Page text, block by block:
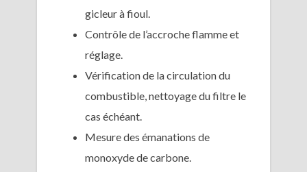
gicleur à fioul.
Contrôle de l’accroche flamme et
réglage.
Vérification de la circulation du
combustible, nettoyage du filtre le
cas échéant.
Mesure des émanations de
monoxyde de carbone.